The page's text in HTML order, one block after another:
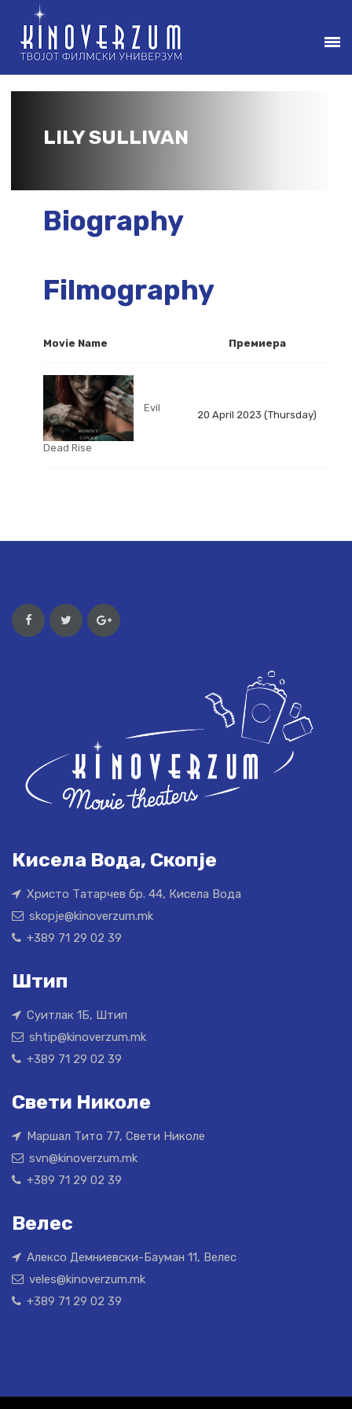
LILY SULLIVAN
Biography
Filmography
Movie Name Премиера
Evil
Dead Rise
20 April 2023 (Thursday)
Кисела Вода, Скопје
Христо Татарчев бр. 44, Кисела Вода
skopje@kinoverzum.mk
+389 71 29 02 39
Штип
Суитлак 1Б, Штип
shtip@kinoverzum.mk
+389 71 29 02 39
Свети Николе
Маршал Тито 77, Свети Николе
svn@kinoverzum.mk
+389 71 29 02 39
Велес
Алексо Демниевски-Бауман 11, Велес
veles@kinoverzum.mk
+389 71 29 02 39